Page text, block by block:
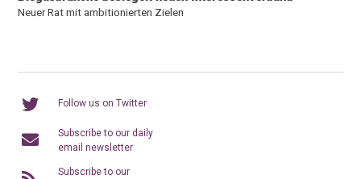
Neuer Rat mit ambitionierten Zielen
Follow us on Twitter
Subscribe to our daily
email newsletter
Subscribe to our